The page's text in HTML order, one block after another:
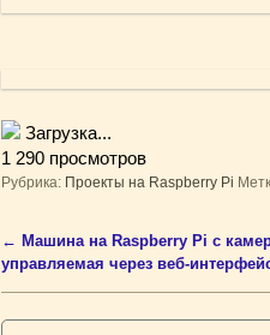
Загрузка...
1 290 просмотров
Рубрика: Проекты на Raspberry Pi
Навигация по записям
← Машина на Raspberry Pi с
управляемая через веб-